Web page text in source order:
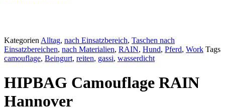
Kategorien Alltag, nach Einsatzbereich, Taschen nach
Einsatzbereichen, nach Materialien, RAIN, Hund, Pferd, Work Tags
camouflage, Beingurt, reiten, gassi, wasserdicht
HIPBAG Camouflage RAIN
Hannover